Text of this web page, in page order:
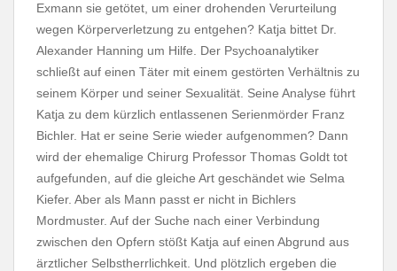
Exmann sie getötet, um einer drohenden Verurteilung
wegen Körperverletzung zu entgehen? Katja bittet Dr.
Alexander Hanning um Hilfe. Der Psychoanalytiker
schließt auf einen Täter mit einem gestörten Verhältnis zu
seinem Körper und seiner Sexualität. Seine Analyse führt
Katja zu dem kürzlich entlassenen Serienmörder Franz
Bichler. Hat er seine Serie wieder aufgenommen? Dann
wird der ehemalige Chirurg Professor Thomas Goldt tot
aufgefunden, auf die gleiche Art geschändet wie Selma
Kiefer. Aber als Mann passt er nicht in Bichlers
Mordmuster. Auf der Suche nach einer Verbindung
zwischen den Opfern stößt Katja auf einen Abgrund aus
ärztlicher Selbstherrlichkeit. Und plötzlich ergeben die